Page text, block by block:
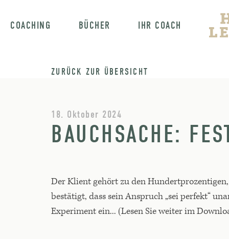
COACHING BÜCHER IHR COACH
ZURÜCK ZUR ÜBERSICHT
18. Oktober 2024
BAUCHSACHE:
Der Klient gehört zu den
bestätigt, dass sein Anspruch „sei perfekt“
Experiment ein... (Lesen Sie weiter im